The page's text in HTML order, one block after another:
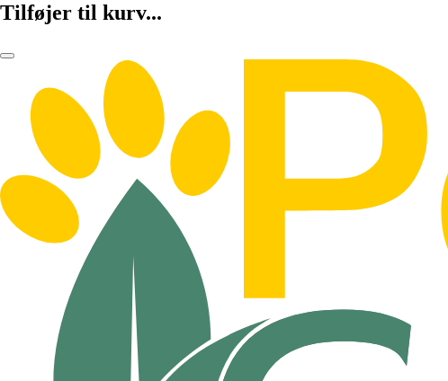
Tilføjer til kurv...